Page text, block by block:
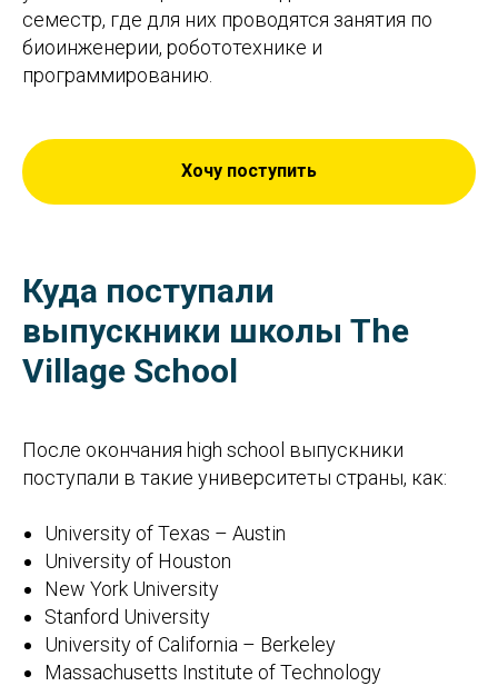
семестр, где для них проводятся занятия по
биоинженерии, робототехнике и
программированию.
Хочу поступить
Куда поступали
выпускники школы The
Village School
После окончания high school выпускники
поступали в такие университеты страны, как:
University of Texas – Austin
University of Houston
New York University
Stanford University
University of California – Berkeley
Massachusetts Institute of Technology